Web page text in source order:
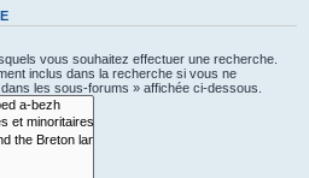
vous souhaitez effectuer une recherche.
inclus dans la recherche si vous ne
les sous-forums » affichée ci-dessous.